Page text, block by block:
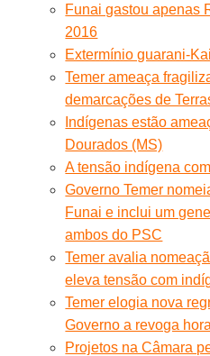
Funai gastou apenas
2016
Extermínio guarani-
Temer ameaça
demarcações de
Indígenas estão
Dourados (MS)
A tensão indígena
Governo Temer
Funai e inclui um
ambos do PSC
Temer avalia
eleva tensão com
Temer elogia nova
Governo a revoga
Projetos na Câmara